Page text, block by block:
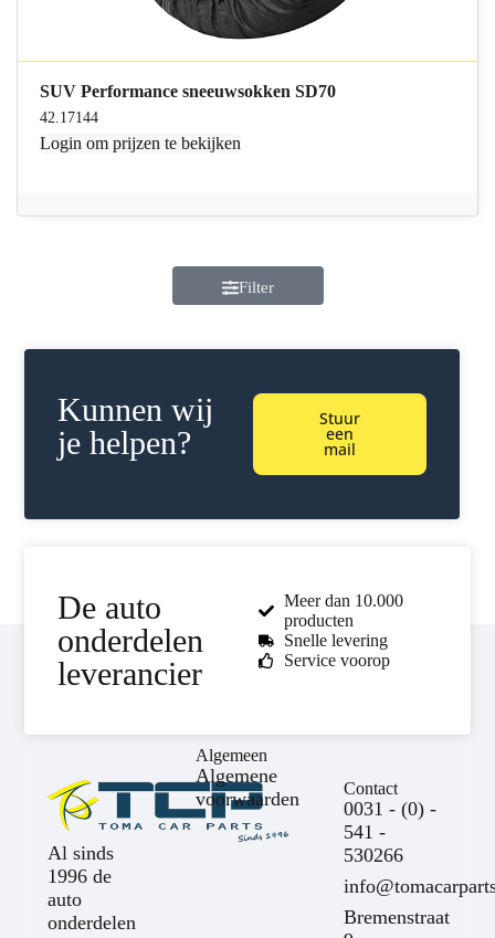
SUV Performance sneeuwsokken SD70
42.17144
Login om prijzen te bekijken
Filter
Kunnen wij
je helpen?
Stuur
een
mail
De auto
onderdelen
leverancier
Meer dan 10.000
producten
Snelle levering
Service voorop
Al sinds
1996 de
auto
onderdelen
Algemeen
Algemene
voorwaarden
Contact
0031 - (0) -
541 -
530266
Bremenstraat